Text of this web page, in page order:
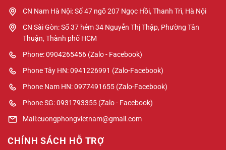
CN Nam Hà Nội: Số 47 ngõ 207 Ngọc Hồi, Thanh Trì, Hà Nội
CN Sài Gòn: Số 37 hẻm 34 Nguyễn Thị Thập, Phường Tân
Thuận, Thành phố HCM
Phone: 0904265456 (Zalo - Facebook)
Phone Tây HN: 0941226991 (Zalo-Facebook)
Phone Nam HN: 0977491655 (Zalo-Facebook)
Phone SG: 0931793355 (Zalo - Facebook)
Mail:cuongphongvietnam@gmail.com
CHÍNH SÁCH HỖ TRỢ